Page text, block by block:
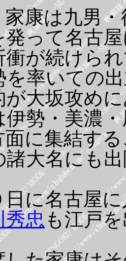
家康は九男
発って名古
衝が続けら
を率いての
が大坂攻め
伊勢・美濃
面に集結す
諸大名にも
日に名古屋
秀忠 も江戸